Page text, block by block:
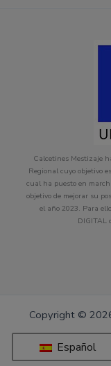
Calcetines Mestizaje
Regional cuyo objetivo
cual ha puesto en
objetivo de mejorar su
el año 2023. Para
DIGITAL
Copyright ©
Español